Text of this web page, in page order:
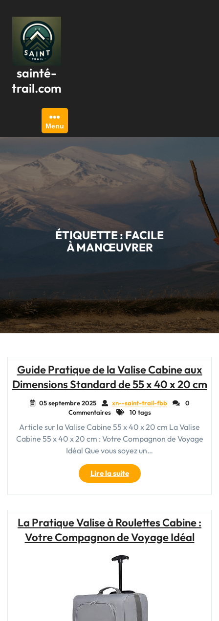
contenu
sainté-
trail.com
Menu
ÉTIQUETTE :FACILE
À MANŒUVRER
Guide Pratique de la Valise Cabine aux
Dimensions Standard de 55 x 40 x 20 cm
05 septembre 2025 xn--saint-trail-fbb
0
Commentaires
10 tags
Article sur la Valise Cabine 55 x 40 x 20 cm La Valise
Cabine 55 x 40 x 20 cm : Votre Compagnon de Voyage
Idéal Que vous soyez un…
Lire la suite"Guide
Pratique
de
Cabine
aux
Standard
x
40
La Pratique Valise à Roulettes Cabine :
Votre Compagnon de Voyage Idéal